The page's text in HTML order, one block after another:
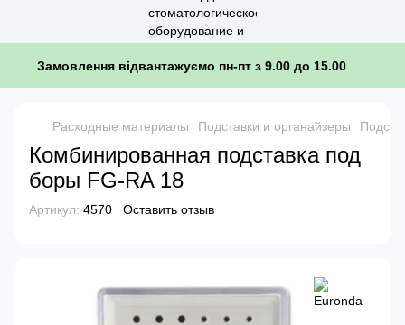
Замовлення відвантажуємо пн-пт з 9.00 до 15.00
Расходные материалы Подставки и органайзеры
Комбинированная подставка под
боры FG-RA 18
Артикул: 4570 Оставить отзыв